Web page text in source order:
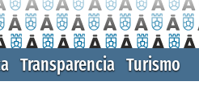
Transparencia Turismo